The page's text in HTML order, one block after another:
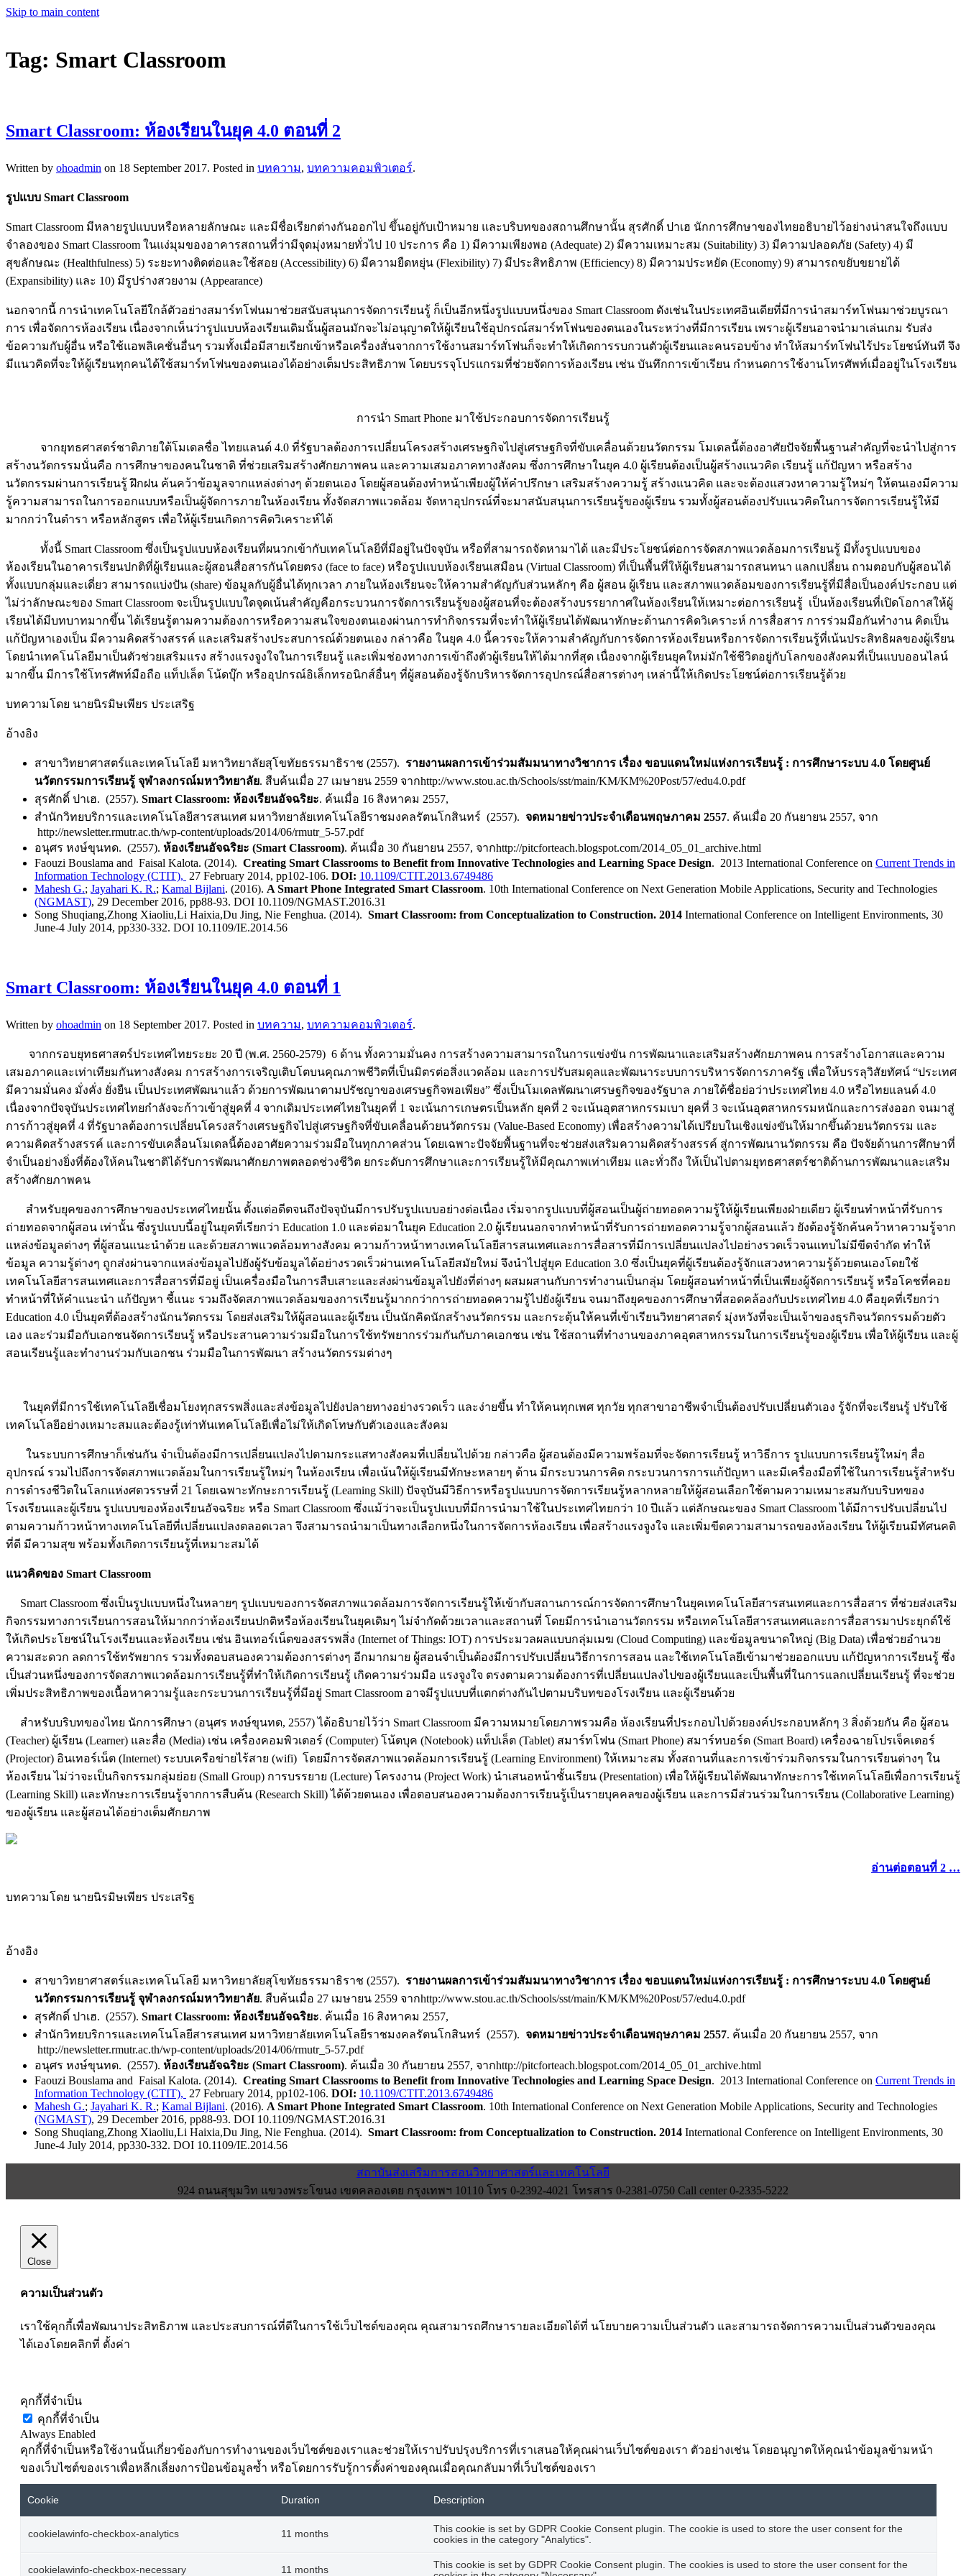
Skip to main content
Tag: Smart Classroom
Smart Classroom: ห้องเรียนในยุค 4.0 ตอนที่ 2
Written by ohoadmin on 18 September 2017. Posted in บทความ, บทความคอมพิวเตอร์.
รูปแบบ Smart Classroom
Smart Classroom มีหลายรูปแบบหรือหลายลักษณะ และมีชื่อเรียกต่างกันออกไป ขึ้นอยู่กับเป้าหมาย และบริบทของสถานศึกษานั้น สุรศักดิ์ ปาเฮ นักการศึกษาของไทยอธิบายไว้อย่างน่าสนใจถึงแบบ
จำลองของ Smart Classroom ในแง่มุมของอาคารสถานที่ว่ามีจุดมุ่งหมายทั่วไป 10 ประการ คือ 1) มีความเพียงพอ (Adequate) 2) มีความเหมาะสม (Suitability) 3) มีความปลอดภัย (Safety) 4) มี
สุขลักษณะ (Healthfulness) 5) ระยะทางติดต่อและใช้สอย (Accessibility) 6) มีความยืดหยุ่น (Flexibility) 7) มีประสิทธิภาพ (Efficiency) 8) มีความประหยัด (Economy) 9) สามารถขยับขยายได้
(Expansibility) และ 10) มีรูปร่างสวยงาม (Appearance)
นอกจากนี้ การนำเทคโนโลยีใกล้ตัวอย่างสมาร์ทโฟนมาช่วยสนับสนุนการจัดการเรียนรู้ ก็เป็นอีกหนึ่งรูปแบบหนึ่งของ Smart Classroom ดังเช่นในประเทศอินเดียที่มีการนำสมาร์ทโฟนมาช่วยบูรณา
การ เพื่อจัดการห้องเรียน เนื่องจากเห็นว่ารูปแบบห้องเรียนเดิมนั้นผู้สอนมักจะไม่อนุญาตให้ผู้เรียนใช้อุปกรณ์สมาร์ทโฟนของตนเองในระหว่างที่มีการเรียน เพราะผู้เรียนอาจนำมาเล่นเกม รับส่ง
ข้อความกับผู้อื่น หรือใช้แอพลิเคชั่นอื่นๆ รวมทั้งเมื่อมีสายเรียกเข้าหรือเครื่องสั่นจากการใช้งานสมาร์ทโฟนก็จะทำให้เกิดการรบกวนตัวผู้เรียนและคนรอบข้าง ทำให้สมาร์ทโฟนไร้ประโยชน์ทันที จึง
มีแนวคิดที่จะให้ผู้เรียนทุกคนได้ใช้สมาร์ทโฟนของตนเองได้อย่างเต็มประสิทธิภาพ โดยบรรจุโปรแกรมที่ช่วยจัดการห้องเรียน เช่น บันทึกการเข้าเรียน กำหนดการใช้งานโทรศัพท์เมื่ออยู่ในโรงเรียน
การนำ Smart Phone มาใช้ประกอบการจัดการเรียนรู้
จากยุทธศาสตร์ชาติภายใต้โมเดลชื่อ ไทยแลนด์ 4.0 ที่รัฐบาลต้องการเปลี่ยนโครงสร้างเศรษฐกิจไปสู่เศรษฐกิจที่ขับเคลื่อนด้วยนวัตกรรม โมเดลนี้ต้องอาศัยปัจจัยพื้นฐานสำคัญที่จะนำไปสู่การ
สร้างนวัตกรรมนั่นคือ การศึกษาของคนในชาติ ที่ช่วยเสริมสร้างศักยภาพคน และความเสมอภาคทางสังคม ซึ่งการศึกษาในยุค 4.0 ผู้เรียนต้องเป็นผู้สร้างแนวคิด เรียนรู้ แก้ปัญหา หรือสร้าง
นวัตกรรมผ่านการเรียนรู้ ฝึกฝน ค้นคว้าข้อมูลจากแหล่งต่างๆ ด้วยตนเอง โดยผู้สอนต้องทำหน้าเพียงผู้ให้คำปรึกษา เสริมสร้างความรู้ สร้างแนวคิด และจะต้องแสวงหาความรู้ใหม่ๆ ให้ตนเองมีความ
รู้ความสามารถในการออกแบบหรือเป็นผู้จัดการภายในห้องเรียน ทั้งจัดสภาพแวดล้อม จัดหาอุปกรณ์ที่จะมาสนับสนุนการเรียนรู้ของผู้เรียน รวมทั้งผู้สอนต้องปรับแนวคิดในการจัดการเรียนรู้ให้มี
มากกว่าในตำรา หรือหลักสูตร เพื่อให้ผู้เรียนเกิดการคิดวิเคราะห์ได้
ทั้งนี้ Smart Classroom ซึ่งเป็นรูปแบบห้องเรียนที่ผนวกเข้ากับเทคโนโลยีที่มีอยู่ในปัจจุบัน หรือที่สามารถจัดหามาได้ และมีประโยชน์ต่อการจัดสภาพแวดล้อมการเรียนรู้ มีทั้งรูปแบบของ
ห้องเรียนในอาคารเรียนปกติที่ผู้เรียนและผู้สอนสื่อสารกันโดยตรง (face to face) หรือรูปแบบห้องเรียนเสมือน (Virtual Classroom) ที่เป็นพื้นที่ให้ผู้เรียนสามารถสนทนา แลกเปลี่ยน ถามตอบกับผู้สอนได้
ทั้งแบบกลุ่มและเดี่ยว สามารถแบ่งปัน (share) ข้อมูลกับผู้อื่นได้ทุกเวลา ภายในห้องเรียนจะให้ความสำคัญกับส่วนหลักๆ คือ ผู้สอน ผู้เรียน และสภาพแวดล้อมของการเรียนรู้ที่มีสื่อเป็นองค์ประกอบ แต่
ไม่ว่าลักษณะของ Smart Classroom จะเป็นรูปแบบใดจุดเน้นสำคัญคือกระบวนการจัดการเรียนรู้ของผู้สอนที่จะต้องสร้างบรรยากาศในห้องเรียนให้เหมาะต่อการเรียนรู้ เป็นห้องเรียนที่เปิดโอกาสให้ผู้
เรียนได้มีบทบาทมากขึ้น ได้เรียนรู้ตามความต้องการหรือความสนใจของตนเองผ่านการทำกิจกรรมที่จะทำให้ผู้เรียนได้พัฒนาทักษะด้านการคิดวิเคราะห์ การสื่อสาร การร่วมมือกันทำงาน คิดเป็น
แก้ปัญหาเองเป็น มีความคิดสร้างสรรค์ และเสริมสร้างประสบการณ์ด้วยตนเอง กล่าวคือ ในยุค 4.0 นี้ควรจะให้ความสำคัญกับการจัดการห้องเรียนหรือการจัดการเรียนรู้ที่เน้นประสิทธิผลของผู้เรียน
โดยนำเทคโนโลยีมาเป็นตัวช่วยเสริมแรง สร้างแรงจูงใจในการเรียนรู้ และเพิ่มช่องทางการเข้าถึงตัวผู้เรียนให้ได้มากที่สุด เนื่องจากผู้เรียนยุคใหม่มักใช้ชีวิตอยู่กับโลกของสังคมที่เป็นแบบออนไลน์
มากขึ้น มีการใช้โทรศัพท์มือถือ แท็ปเล็ต โน้ดบุ๊ก หรืออุปกรณ์อิเล็กทรอนิกส์อื่นๆ ที่ผู้สอนต้องรู้จักบริหารจัดการอุปกรณ์สื่อสารต่างๆ เหล่านี้ให้เกิดประโยชน์ต่อการเรียนรู้ด้วย
บทความโดย นายนิรมิษเพียร ประเสริฐ
อ้างอิง
สาขาวิทยาศาสตร์และเทคโนโลยี มหาวิทยาลัยสุโขทัยธรรมาธิราช (2557). รายงานผลการเข้าร่วมสัมมนาทางวิชาการ เรื่อง ขอบแดนใหม่แห่งการเรียนรู้ : การศึกษาระบบ 4.0 โดยศูนย์
นวัตกรรมการเรียนรู้ จุฬาลงกรณ์มหาวิทยาลัย. สืบค้นเมื่อ 27 เมษายน 2559 จากhttp://www.stou.ac.th/Schools/sst/main/KM/KM%20Post/57/edu4.0.pdf
สุรศักดิ์ ปาเฮ. (2557). Smart Classroom: ห้องเรียนอัจฉริยะ. ค้นเมื่อ 16 สิงหาคม 2557,
สำนักวิทยบริการและเทคโนโลยีสารสนเทศ มหาวิทยาลัยเทคโนโลยีราชมงคลรัตนโกสินทร์ (2557). จดหมายข่าวประจำเดือนพฤษภาคม 2557. ค้นเมื่อ 20 กันยายน 2557, จาก
http://newsletter.rmutr.ac.th/wp-content/uploads/2014/06/rmutr_5-57.pdf
อนุศร หงษ์ขุนทด. (2557). ห้องเรียนอัจฉริยะ (Smart Classroom). ค้นเมื่อ 30 กันยายน 2557, จากhttp://pitcforteach.blogspot.com/2014_05_01_archive.html
Faouzi Bouslama and Faisal Kalota. (2014). Creating Smart Classrooms to Benefit from Innovative Technologies and Learning Space Design. 2013 International Conference on Current Trends in
Information Technology (CTIT), 27 February 2014, pp102-106. DOI: 10.1109/CTIT.2013.6749486
Mahesh G.; Jayahari K. R.; Kamal Bijlani. (2016). A Smart Phone Integrated Smart Classroom. 10th International Conference on Next Generation Mobile Applications, Security and Technologies
(NGMAST), 29 December 2016, pp88-93. DOI 10.1109/NGMAST.2016.31
Song Shuqiang,Zhong Xiaoliu,Li Haixia,Du Jing, Nie Fenghua. (2014). Smart Classroom: from Conceptualization to Construction. 2014 International Conference on Intelligent Environments, 30
June-4 July 2014, pp330-332. DOI 10.1109/IE.2014.56
Smart Classroom: ห้องเรียนในยุค 4.0 ตอนที่ 1
Written by ohoadmin on 18 September 2017. Posted in บทความ, บทความคอมพิวเตอร์.
จากกรอบยุทธศาสตร์ประเทศไทยระยะ 20 ปี (พ.ศ. 2560-2579) 6 ด้าน ทั้งความมั่นคง การสร้างความสามารถในการแข่งขัน การพัฒนาและเสริมสร้างศักยภาพคน การสร้างโอกาสและความ
เสมอภาคและเท่าเทียมกันทางสังคม การสร้างการเจริญเติบโตบนคุณภาพชีวิตที่เป็นมิตรต่อสิ่งแวดล้อม และการปรับสมดุลและพัฒนาระบบการบริหารจัดการภาครัฐ เพื่อให้บรรลุวิสัยทัศน์ “ประเทศ
มีความมั่นคง มั่งคั่ง ยั่งยืน เป็นประเทศพัฒนาแล้ว ด้วยการพัฒนาตามปรัชญาของเศรษฐกิจพอเพียง” ซึ่งเป็นโมเดลพัฒนาเศรษฐกิจของรัฐบาล ภายใต้ชื่อย่อว่าประเทศไทย 4.0 หรือไทยแลนด์ 4.0
เนื่องจากปัจจุบันประเทศไทยกำลังจะก้าวเข้าสู่ยุคที่ 4 จากเดิมประเทศไทยในยุคที่ 1 จะเน้นการเกษตรเป็นหลัก ยุคที่ 2 จะเน้นอุตสาหกรรมเบา ยุคที่ 3 จะเน้นอุตสาหกรรมหนักและการส่งออก จนมาสู่
การก้าวสู่ยุคที่ 4 ที่รัฐบาลต้องการเปลี่ยนโครงสร้างเศรษฐกิจไปสู่เศรษฐกิจที่ขับเคลื่อนด้วยนวัตกรรม (Value-Based Economy) เพื่อสร้างความได้เปรียบในเชิงแข่งขันให้มากขึ้นด้วยนวัตกรรม และ
ความคิดสร้างสรรค์ และการขับเคลื่อนโมเดลนี้ต้องอาศัยความร่วมมือในทุกภาคส่วน โดยเฉพาะปัจจัยพื้นฐานที่จะช่วยส่งเสริมความคิดสร้างสรรค์ สู่การพัฒนานวัตกรรม คือ ปัจจัยด้านการศึกษาที่
จำเป็นอย่างยิ่งที่ต้องให้คนในชาติได้รับการพัฒนาศักยภาพตลอดช่วงชีวิต ยกระดับการศึกษาและการเรียนรู้ให้มีคุณภาพเท่าเทียม และทั่วถึง ให้เป็นไปตามยุทธศาสตร์ชาติด้านการพัฒนาและเสริม
สร้างศักยภาพคน
สำหรับยุคของการศึกษาของประเทศไทยนั้น ตั้งแต่อดีตจนถึงปัจจุบันมีการปรับรูปแบบอย่างต่อเนื่อง เริ่มจากรูปแบบที่ผู้สอนเป็นผู้ถ่ายทอดความรู้ให้ผู้เรียนเพียงฝ่ายเดียว ผู้เรียนทำหน้าที่รับการ
ถ่ายทอดจากผู้สอน เท่านั้น ซึ่งรูปแบบนี้อยู่ในยุคที่เรียกว่า Education 1.0 และต่อมาในยุค Education 2.0 ผู้เรียนนอกจากทำหน้าที่รับการถ่ายทอดความรู้จากผู้สอนแล้ว ยังต้องรู้จักค้นคว้าหาความรู้จาก
แหล่งข้อมูลต่างๆ ที่ผู้สอนแนะนำด้วย และด้วยสภาพแวดล้อมทางสังคม ความก้าวหน้าทางเทคโนโลยีสารสนเทศและการสื่อสารที่มีการเปลี่ยนแปลงไปอย่างรวดเร็วจนแทบไม่มีขีดจำกัด ทำให้
ข้อมูล ความรู้ต่างๆ ถูกส่งผ่านจากแหล่งข้อมูลไปยังผู้รับข้อมูลได้อย่างรวดเร็วผ่านเทคโนโลยีสมัยใหม่ จึงนำไปสู่ยุค Education 3.0 ซึ่งเป็นยุคที่ผู้เรียนต้องรู้จักแสวงหาความรู้ด้วยตนเองโดยใช้
เทคโนโลยีสารสนเทศและการสื่อสารที่มีอยู่ เป็นเครื่องมือในการสืบเสาะและส่งผ่านข้อมูลไปยังที่ต่างๆ ผสมผสานกับการทำงานเป็นกลุ่ม โดยผู้สอนทำหน้าที่เป็นเพียงผู้จัดการเรียนรู้ หรือโคชที่คอย
ทำหน้าที่ให้คำแนะนำ แก้ปัญหา ชี้แนะ รวมถึงจัดสภาพแวดล้อมของการเรียนรู้มากกว่าการถ่ายทอดความรู้ไปยังผู้เรียน จนมาถึงยุคของการศึกษาที่สอดคล้องกับประเทศไทย 4.0 คือยุคที่เรียกว่า
Education 4.0 เป็นยุคที่ต้องสร้างนักนวัตกรรม โดยส่งเสริมให้ผู้สอนและผู้เรียน เป็นนักคิดนักสร้างนวัตกรรม และกระตุ้นให้คนที่เข้าเรียนวิทยาศาสตร์ มุ่งหวังที่จะเป็นเจ้าของธุรกิจนวัตกรรมด้วยตัว
เอง และร่วมมือกับเอกชนจัดการเรียนรู้ หรือประสานความร่วมมือในการใช้ทรัพยากรร่วมกันกับภาคเอกชน เช่น ใช้สถานที่ทำงานของภาคอุตสาหกรรมในการเรียนรู้ของผู้เรียน เพื่อให้ผู้เรียน และผู้
สอนเรียนรู้และทำงานร่วมกับเอกชน ร่วมมือในการพัฒนา สร้างนวัตกรรมต่างๆ
ในยุคที่มีการใช้เทคโนโลยีเชื่อมโยงทุกสรรพสิ่งและส่งข้อมูลไปยังปลายทางอย่างรวดเร็ว และง่ายขึ้น ทำให้คนทุกเพศ ทุกวัย ทุกสาขาอาชีพจำเป็นต้องปรับเปลี่ยนตัวเอง รู้จักที่จะเรียนรู้ ปรับใช้
เทคโนโลยีอย่างเหมาะสมและต้องรู้เท่าทันเทคโนโลยีเพื่อไม่ให้เกิดโทษกับตัวเองและสังคม
ในระบบการศึกษาก็เช่นกัน จำเป็นต้องมีการเปลี่ยนแปลงไปตามกระแสทางสังคมที่เปลี่ยนไปด้วย กล่าวคือ ผู้สอนต้องมีความพร้อมที่จะจัดการเรียนรู้ หาวิธีการ รูปแบบการเรียนรู้ใหม่ๆ สื่อ
อุปกรณ์ รวมไปถึงการจัดสภาพแวดล้อมในการเรียนรู้ใหม่ๆ ในห้องเรียน เพื่อเน้นให้ผู้เรียนมีทักษะหลายๆ ด้าน มีกระบวนการคิด กระบวนการการแก้ปัญหา และมีเครื่องมือที่ใช้ในการเรียนรู้สำหรับ
การดำรงชีวิตในโลกแห่งศตวรรษที่ 21 โดยเฉพาะทักษะการเรียนรู้ (Learning Skill) ปัจจุบันมีวิธีการหรือรูปแบบการจัดการเรียนรู้หลากหลายให้ผู้สอนเลือกใช้ตามความเหมาะสมกับบริบทของ
โรงเรียนและผู้เรียน รูปแบบของห้องเรียนอัจฉริยะ หรือ Smart Classroom ซึ่งแม้ว่าจะเป็นรูปแบบที่มีการนำมาใช้ในประเทศไทยกว่า 10 ปีแล้ว แต่ลักษณะของ Smart Classroom ได้มีการปรับเปลี่ยนไป
ตามความก้าวหน้าทางเทคโนโลยีที่เปลี่ยนแปลงตลอดเวลา จึงสามารถนำมาเป็นทางเลือกหนึ่งในการจัดการห้องเรียน เพื่อสร้างแรงจูงใจ และเพิ่มขีดความสามารถของห้องเรียน ให้ผู้เรียนมีทัศนคติ
ที่ดี มีความสุข พร้อมทั้งเกิดการเรียนรู้ที่เหมาะสมได้
แนวคิดของ Smart Classroom
Smart Classroom ซึ่งเป็นรูปแบบหนึ่งในหลายๆ รูปแบบของการจัดสภาพแวดล้อมการจัดการเรียนรู้ให้เข้ากับสถานการณ์การจัดการศึกษาในยุคเทคโนโลยีสารสนเทศและการสื่อสาร ที่ช่วยส่งเสริม
กิจกรรมทางการเรียนการสอนให้มากกว่าห้องเรียนปกติหรือห้องเรียนในยุคเดิมๆ ไม่จำกัดด้วยเวลาและสถานที่ โดยมีการนำเอานวัตกรรม หรือเทคโนโลยีสารสนเทศและการสื่อสารมาประยุกต์ใช้
ให้เกิดประโยชน์ในโรงเรียนและห้องเรียน เช่น อินเทอร์เน็ตของสรรพสิ่ง (Internet of Things: IOT) การประมวลผลแบบกลุ่มเมฆ (Cloud Computing) และข้อมูลขนาดใหญ่ (Big Data) เพื่อช่วยอำนวย
ความสะดวก ลดการใช้ทรัพยากร รวมทั้งตอบสนองความต้องการต่างๆ อีกมากมาย ผู้สอนจำเป็นต้องมีการปรับเปลี่ยนวิธีการการสอน และใช้เทคโนโลยีเข้ามาช่วยออกแบบ แก้ปัญหาการเรียนรู้ ซึ่ง
เป็นส่วนหนึ่งของการจัดสภาพแวดล้อมการเรียนรู้ที่ทำให้เกิดการเรียนรู้ เกิดความร่วมมือ แรงจูงใจ ตรงตามความต้องการที่เปลี่ยนแปลงไปของผู้เรียนและเป็นพื้นที่ในการแลกเปลี่ยนเรียนรู้ ที่จะช่วย
เพิ่มประสิทธิภาพของเนื้อหาความรู้และกระบวนการเรียนรู้ที่มีอยู่ Smart Classroom อาจมีรูปแบบที่แตกต่างกันไปตามบริบทของโรงเรียน และผู้เรียนด้วย
สำหรับบริบทของไทย นักการศึกษา (อนุศร หงษ์ขุนทด, 2557) ได้อธิบายไว้ว่า Smart Classroom มีความหมายโดยภาพรวมคือ ห้องเรียนที่ประกอบไปด้วยองค์ประกอบหลักๆ 3 สิ่งด้วยกัน คือ ผู้สอน
(Teacher) ผู้เรียน (Learner) และสื่อ (Media) เช่น เครื่องคอมพิวเตอร์ (Computer) โน้ตบุค (Notebook) แท็ปเล็ต (Tablet) สมาร์ทโฟน (Smart Phone) สมาร์ทบอร์ด (Smart Board) เครื่องฉายโปรเจ็คเตอร์
(Projector) อินเทอร์เน็ต (Internet) ระบบเครือข่ายไร้สาย (wifi) โดยมีการจัดสภาพแวดล้อมการเรียนรู้ (Learning Environment) ให้เหมาะสม ทั้งสถานที่และการเข้าร่วมกิจกรรมในการเรียนต่างๆ ใน
ห้องเรียน ไม่ว่าจะเป็นกิจกรรมกลุ่มย่อย (Small Group) การบรรยาย (Lecture) โครงงาน (Project Work) นำเสนอหน้าชั้นเรียน (Presentation) เพื่อให้ผู้เรียนได้พัฒนาทักษะการใช้เทคโนโลยีเพื่อการเรียนรู้
(Learning Skill) และทักษะการเรียนรู้จากการสืบค้น (Research Skill) ได้ด้วยตนเอง เพื่อตอบสนองความต้องการเรียนรู้เป็นรายบุคคลของผู้เรียน และการมีส่วนร่วมในการเรียน (Collaborative Learning)
ของผู้เรียน และผู้สอนได้อย่างเต็มศักยภาพ
อ่านต่อตอนที่ 2 …
บทความโดย นายนิรมิษเพียร ประเสริฐ
อ้างอิง
สาขาวิทยาศาสตร์และเทคโนโลยี มหาวิทยาลัยสุโขทัยธรรมาธิราช (2557). รายงานผลการเข้าร่วมสัมมนาทางวิชาการ เรื่อง ขอบแดนใหม่แห่งการเรียนรู้ : การศึกษาระบบ 4.0 โดยศูนย์
นวัตกรรมการเรียนรู้ จุฬาลงกรณ์มหาวิทยาลัย. สืบค้นเมื่อ 27 เมษายน 2559 จากhttp://www.stou.ac.th/Schools/sst/main/KM/KM%20Post/57/edu4.0.pdf
สุรศักดิ์ ปาเฮ. (2557). Smart Classroom: ห้องเรียนอัจฉริยะ. ค้นเมื่อ 16 สิงหาคม 2557,
สำนักวิทยบริการและเทคโนโลยีสารสนเทศ มหาวิทยาลัยเทคโนโลยีราชมงคลรัตนโกสินทร์ (2557). จดหมายข่าวประจำเดือนพฤษภาคม 2557. ค้นเมื่อ 20 กันยายน 2557, จาก
http://newsletter.rmutr.ac.th/wp-content/uploads/2014/06/rmutr_5-57.pdf
อนุศร หงษ์ขุนทด. (2557). ห้องเรียนอัจฉริยะ (Smart Classroom). ค้นเมื่อ 30 กันยายน 2557, จากhttp://pitcforteach.blogspot.com/2014_05_01_archive.html
Faouzi Bouslama and Faisal Kalota. (2014). Creating Smart Classrooms to Benefit from Innovative Technologies and Learning Space Design. 2013 International Conference on Current Trends in
Information Technology (CTIT), 27 February 2014, pp102-106. DOI: 10.1109/CTIT.2013.6749486
Mahesh G.; Jayahari K. R.; Kamal Bijlani. (2016). A Smart Phone Integrated Smart Classroom. 10th International Conference on Next Generation Mobile Applications, Security and Technologies
(NGMAST), 29 December 2016, pp88-93. DOI 10.1109/NGMAST.2016.31
Song Shuqiang,Zhong Xiaoliu,Li Haixia,Du Jing, Nie Fenghua. (2014). Smart Classroom: from Conceptualization to Construction. 2014 International Conference on Intelligent Environments, 30
June-4 July 2014, pp330-332. DOI 10.1109/IE.2014.56
สถาบันส่งเสริมการสอนวิทยาศาสตร์และเทคโนโลยี
924 ถนนสุขุมวิท แขวงพระโขนง เขตคลองเตย กรุงเทพฯ 10110 โทร 0-2392-4021 โทรสาร 0-2381-0750 Call center 0-2335-5222
Close
ความเป็นส่วนตัว
เราใช้คุกกี้เพื่อพัฒนาประสิทธิภาพ และประสบการณ์ที่ดีในการใช้เว็บไซต์ของคุณ คุณสามารถศึกษารายละเอียดได้ที่ นโยบายความเป็นส่วนตัว และสามารถจัดการความเป็นส่วนตัวของคุณ
ได้เองโดยคลิกที่ ตั้งค่า
คุกกี้ที่จำเป็น
คุกกี้ที่จำเป็น
Always Enabled
คุกกี้ที่จำเป็นหรือใช้งานนั้นเกี่ยวข้องกับการทำงานของเว็บไซต์ของเราและช่วยให้เราปรับปรุงบริการที่เราเสนอให้คุณผ่านเว็บไซต์ของเรา ตัวอย่างเช่น โดยอนุญาตให้คุณนำข้อมูลข้ามหน้า
ของเว็บไซต์ของเราเพื่อหลีกเลี่ยงการป้อนข้อมูลซ้ำ หรือโดยการรับรู้การตั้งค่าของคุณเมื่อคุณกลับมาที่เว็บไซต์ของเรา
Cookie Duration Description
cookielawinfo-checkbox-analytics 11 months
This cookie is set by GDPR Cookie Consent plugin. The cookie is used to store the user consent for the
cookies in the category "Analytics".
cookielawinfo-checkbox-necessary 11 months
This cookie is set by GDPR Cookie Consent plugin. The cookies is used to store the user consent for the